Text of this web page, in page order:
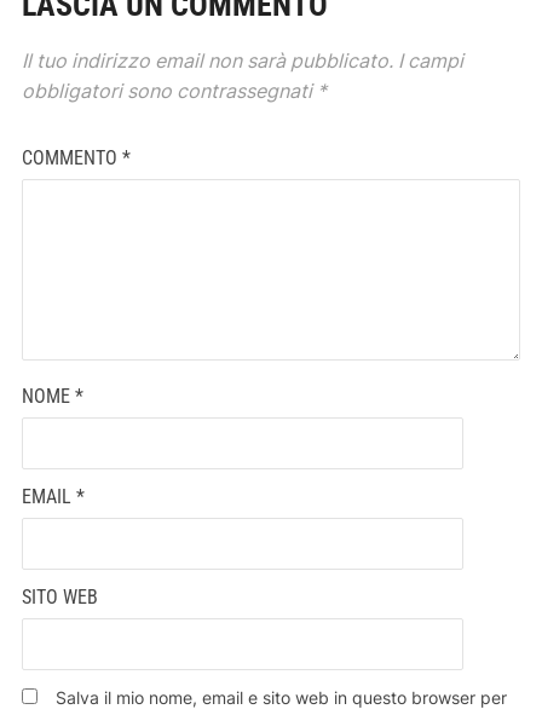
Il tuo indirizzo email non sarà pubblicato. I campi
obbligatori sono contrassegnati *
COMMENTO *
NOME *
EMAIL *
SITO WEB
Salva il mio nome, email e sito web in questo browser per